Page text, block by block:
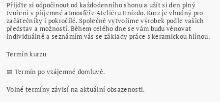
Přijďte si odpočinout od každodenního shonu a užít si den plný
tvoření v příjemné atmosféře Ateliéru Hnízdo. Kurz je vhodný pro
začátečníky i pokročilé. Společně vytvoříme výrobek podle vašich
představ a možností. Během celého dne se vám budu věnovat
individuálně a seznámím vás se základy práce s keramickou hlínou.
Termín kurzu
📅 Termín po vzájemné domluvě.
Volné termíny závisí na aktuální obsazenosti.